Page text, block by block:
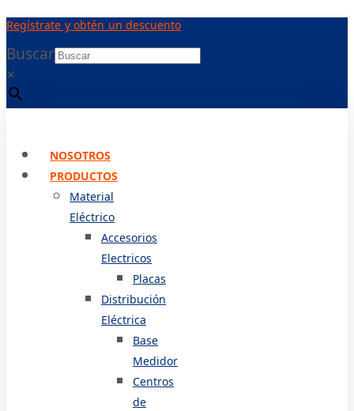
al
Regístrate y obtén un descuento
Buscar
×
NOSOTROS
PRODUCTOS
Material
Eléctrico
Accesorios
Electricos
Placas
Distribución
Eléctrica
Base
Medidor
Centros
de